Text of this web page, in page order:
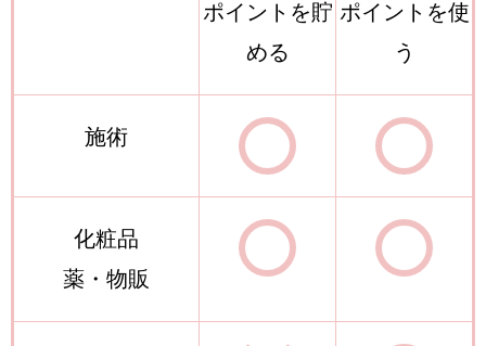
ポイントを貯
める
ポイントを使
う
施術
化粧品
薬・物販